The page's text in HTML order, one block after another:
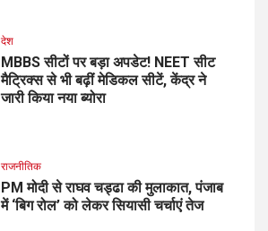
देश
MBBS सीटों पर बड़ा अपडेट! NEET सीट
मैट्रिक्स से भी बढ़ीं मेडिकल सीटें, केंद्र ने
जारी किया नया ब्योरा
राजनीतिक
PM मोदी से राघव चड्ढा की मुलाकात, पंजाब
में ‘बिग रोल’ को लेकर सियासी चर्चाएं तेज